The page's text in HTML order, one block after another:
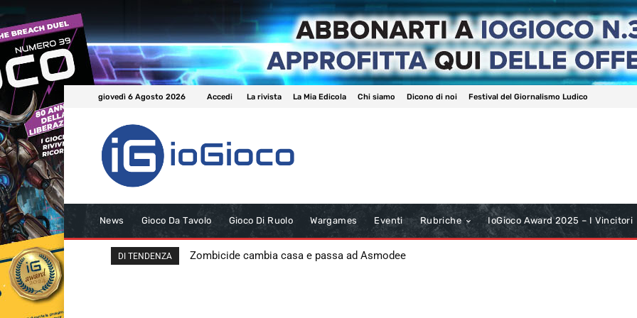
giovedì 6 Agosto 2026 Accedi La rivista La Mia Edicola Chi siamo Dicono di noi Festival del Giornalismo Ludico
News Gioco Da Tavolo Gioco Di Ruolo Wargames Eventi Rubriche IoGioco Award 2025 – I Vincitori
DI TENDENZA Zombicide cambia casa e passa ad Asmodee